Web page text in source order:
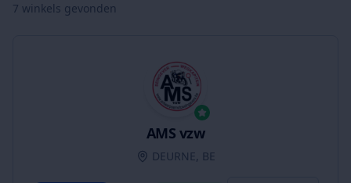
7 winkels gevonden
AMS vzw
DEURNE, BE